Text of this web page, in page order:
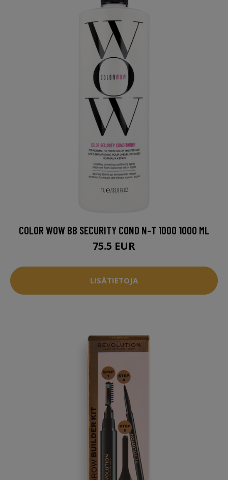
COLOR WOW BB SECURITY COND N-T 1000 1000 ML
75.5 EUR
LISÄTIETOJA